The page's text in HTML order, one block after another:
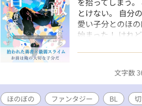
とけない。 自分
愛い子分とのほ
始まった！ けれ
ことが判明する
ていかなければ
た少年が、いつ
攻めの成長後。
ピーエンド。
文字数
ほのぼの ファンタジー BL